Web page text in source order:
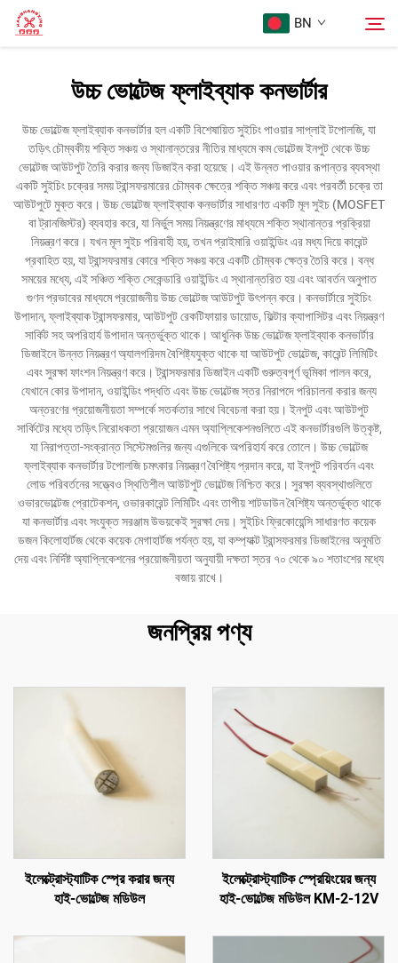
BN
পণ্য
আমাদের সম্পর্কে
মামলা
আমাদের সাথে যোগাযোগ করুন
অনুসন্ধান
উচ্চ ভোল্টেজ ফ্লাইব্যাক কনভার্টার
উচ্চ ভোল্টেজ ফ্লাইব্যাক কনভার্টার হল একটি বিশেষায়িত সুইচিং পাওয়ার সাপ্লাই টপোলজি, যা
তড়িৎ চৌম্বকীয় শক্তি সঞ্চয় ও স্থানান্তরের নীতির মাধ্যমে কম ভোল্টেজ ইনপুট থেকে উচ্চ
ভোল্টেজ আউটপুট তৈরি করার জন্য ডিজাইন করা হয়েছে। এই উন্নত পাওয়ার রূপান্তর ব্যবস্থা
একটি সুইচিং চক্রের সময় ট্রান্সফরমারের চৌম্বক ক্ষেত্রে শক্তি সঞ্চয় করে এবং পরবর্তী চক্রে তা
আউটপুটে মুক্ত করে। উচ্চ ভোল্টেজ ফ্লাইব্যাক কনভার্টার সাধারণত একটি মূল সুইচ (MOSFET
বা ট্রানজিস্টর) ব্যবহার করে, যা নির্ভুল সময় নিয়ন্ত্রণের মাধ্যমে শক্তি স্থানান্তর প্রক্রিয়া
নিয়ন্ত্রণ করে। যখন মূল সুইচ পরিবাহী হয়, তখন প্রাইমারি ওয়াইন্ডিং এর মধ্য দিয়ে কারেন্ট
প্রবাহিত হয়, যা ট্রান্সফরমার কোরে শক্তি সঞ্চয় করে একটি চৌম্বক ক্ষেত্র তৈরি করে। বন্ধ
সময়ের মধ্যে, এই সঞ্চিত শক্তি সেকেন্ডারি ওয়াইন্ডিং এ স্থানান্তরিত হয় এবং আবর্তন অনুপাত
গুণন প্রভাবের মাধ্যমে প্রয়োজনীয় উচ্চ ভোল্টেজ আউটপুট উৎপন্ন করে। কনভার্টারে সুইচিং
উপাদান, ফ্লাইব্যাক ট্রান্সফরমার, আউটপুট রেকটিফায়ার ডায়োড, ফিল্টার ক্যাপাসিটর এবং নিয়ন্ত্রণ
সার্কিট সহ অপরিহার্য উপাদান অন্তর্ভুক্ত থাকে। আধুনিক উচ্চ ভোল্টেজ ফ্লাইব্যাক কনভার্টার
ডিজাইনে উন্নত নিয়ন্ত্রণ অ্যালগরিদম বৈশিষ্ট্যযুক্ত থাকে যা আউটপুট ভোল্টেজ, কারেন্ট লিমিটিং
এবং সুরক্ষা ফাংশন নিয়ন্ত্রণ করে। ট্রান্সফরমার ডিজাইন একটি গুরুত্বপূর্ণ ভূমিকা পালন করে,
যেখানে কোর উপাদান, ওয়াইন্ডিং পদ্ধতি এবং উচ্চ ভোল্টেজ স্তর নিরাপদে পরিচালনা করার জন্য
অন্তরণের প্রয়োজনীয়তা সম্পর্কে সতর্কতার সাথে বিবেচনা করা হয়। ইনপুট এবং আউটপুট
সার্কিটের মধ্যে তড়িৎ নিরোধকতা প্রয়োজন এমন অ্যাপ্লিকেশনগুলিতে এই কনভার্টারগুলি উত্কৃষ্ট,
যা নিরাপত্তা-সংক্রান্ত সিস্টেমগুলির জন্য এগুলিকে অপরিহার্য করে তোলে। উচ্চ ভোল্টেজ
ফ্লাইব্যাক কনভার্টার টপোলজি চমৎকার নিয়ন্ত্রণ বৈশিষ্ট্য প্রদান করে, যা ইনপুট পরিবর্তন এবং
লোড পরিবর্তনের সত্ত্বেও স্থিতিশীল আউটপুট ভোল্টেজ নিশ্চিত করে। সুরক্ষা ব্যবস্থাগুলিতে
ওভারভোল্টেজ প্রোটেকশন, ওভারকারেন্ট লিমিটিং এবং তাপীয় শাটডাউন বৈশিষ্ট্য অন্তর্ভুক্ত থাকে
যা কনভার্টার এবং সংযুক্ত সরঞ্জাম উভয়কেই সুরক্ষা দেয়। সুইচিং ফ্রিকোয়েন্সি সাধারণত কয়েক
ডজন কিলোহার্টজ থেকে কয়েক মেগাহার্টজ পর্যন্ত হয়, যা কম্প্যাক্ট ট্রান্সফরমার ডিজাইনের অনুমতি
দেয় এবং নির্দিষ্ট অ্যাপ্লিকেশনের প্রয়োজনীয়তা অনুযায়ী দক্ষতা স্তর ৭০ থেকে ৯০ শতাংশের মধ্যে
বজায় রাখে।
জনপ্রিয় পণ্য
ইলেক্ট্রোস্ট্যাটিক স্প্রে করার জন্য
হাই-ভোল্টেজ মডিউল
ইলেক্ট্রোস্ট্যাটিক স্প্রেয়িংয়ের জন্য
হাই-ভোল্টেজ মডিউল KM-2-12V